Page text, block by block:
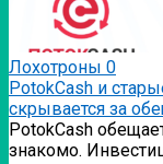
Лохотроны 0
PotokCash и
скрывается за
PotokCash
знакомо.